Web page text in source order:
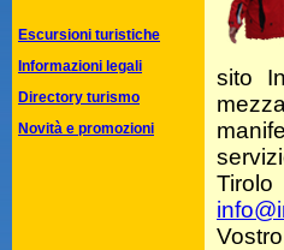
sito
Escursioni turistiche
Informazioni legali
Directory turismo
Novità e promozioni